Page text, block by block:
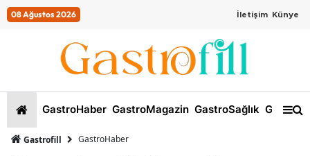
08 Ağustos 2026 İletişim Künye
GastroHaber GastroMagazin GastroSağlık
Gastrofill GastroHaber